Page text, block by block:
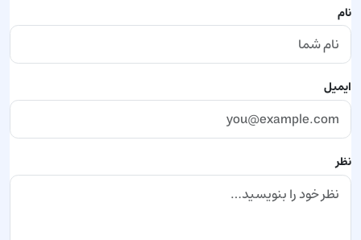
نام
ایمیل
نظر